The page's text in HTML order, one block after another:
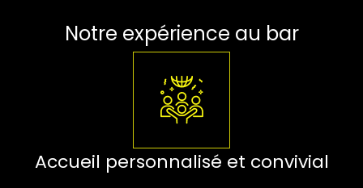
Notre expérience au bar
Accueil personnalisé et convivial